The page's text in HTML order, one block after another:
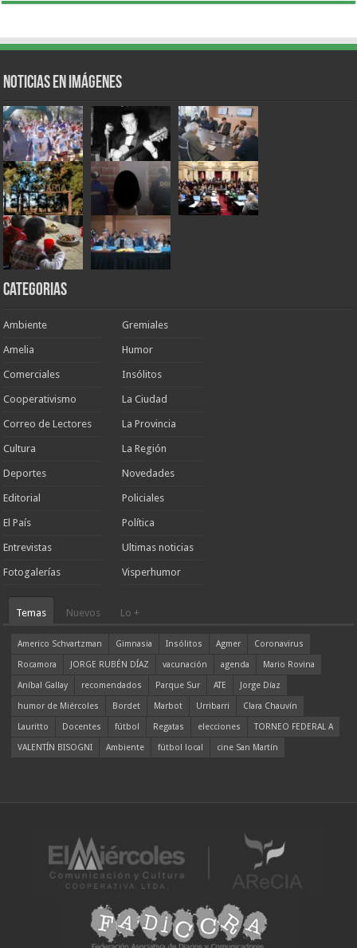
Noticias en Imágenes
Categorias
Ambiente
Amelia
Comerciales
Cooperativismo
Correo de Lectores
Cultura
Deportes
Editorial
El País
Entrevistas
Fotogalerías
Gremiales
Humor
Insólitos
La Ciudad
La Provincia
La Región
Novedades
Policiales
Política
Ultimas noticias
Visperhumor
Temas Nuevos Lo +
Americo Schvartzman Gimnasia Insólitos Agmer
Coronavirus
Rocamora
JORGE RUBÉN DÍAZ vacunación agenda
Mario Rovina
Aníbal Gallay
recomendados Parque Sur ATE
Jorge Díaz
humor de Miércoles
Bordet Marbot Urribarri
Clara Chauvín
Lauritto
Docentes fútbol Regatas elecciones
TORNEO FEDERAL A
VALENTÍN BISOGNI
Ambiente fútbol local cine San Martín